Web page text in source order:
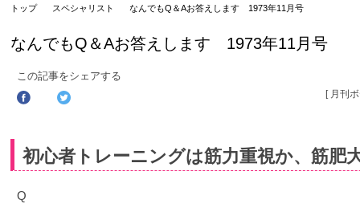
トップ スペシャリスト なんでもQ＆Aお答えします 1973年11月号
なんでもQ＆Aお答えします 1973年11月号
この記事をシェアする
[ 月刊
初心者トレーニングは筋力重視か、筋肥
Q